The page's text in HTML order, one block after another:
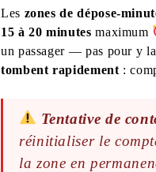
Les zones de dépose-
15 à 20 minutes maximum
un passager — pas pour y
tombent rapidement :
Tentative de
réinitialiser le
la zone en